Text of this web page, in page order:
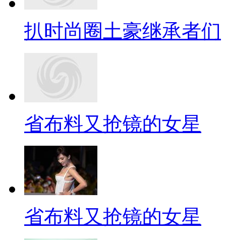
扒时尚圈土豪继承者们
省布料又抢镜的女星
省布料又抢镜的女星